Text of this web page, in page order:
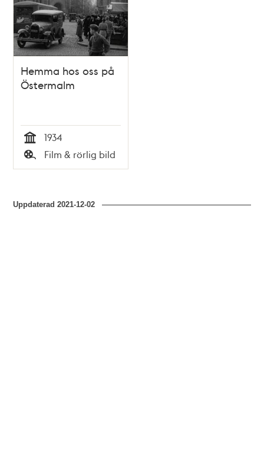
teman
Hemma hos oss på
Östermalm
Tid
1934
Typ
Film & rörlig bild
Uppdaterad2021-12-02